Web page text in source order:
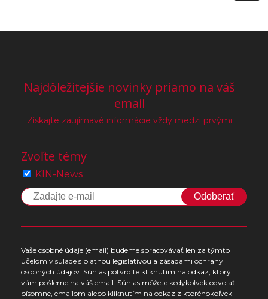
Najdôležitejšie novinky priamo na váš
email
Získajte zaujímavé informácie vždy medzi prvými
Zvoľte témy
KIN-News
Odoberať
Vaše osobné údaje (email) budeme spracovávať len za týmto
účelom v súlade s platnou legislatívou a zásadami ochrany
osobných údajov. Súhlas potvrdíte kliknutím na odkaz, ktorý
vám pošleme na váš email. Súhlas môžete kedykoľvek odvolať
písomne, emailom alebo kliknutím na odkaz z ktoréhokoľvek